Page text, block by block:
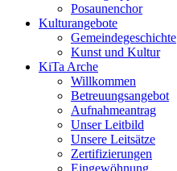
Posaunenchor
Kulturangebote
Gemeindegeschichte
Kunst und Kultur
KiTa Arche
Willkommen
Betreuungsangebot
Aufnahmeantrag
Unser Leitbild
Unsere Leitsätze
Zertifizierungen
Eingewöhnung